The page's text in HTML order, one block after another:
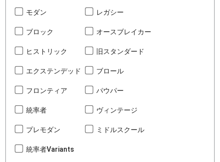
モダン レガシー
ブロック オースブレイカー
ヒストリック 旧スタンダード
エクステンデッド ブロール
フロンティア パウパー
統率者 ヴィンテージ
プレモダン ミドルスクール
統率者Variants